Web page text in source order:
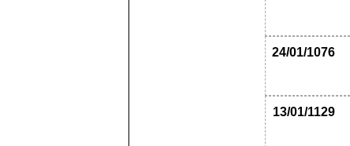
24/01/1076
13/01/1129